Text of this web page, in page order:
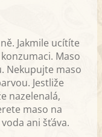
Jakmile ucítíte
Maso
Nekupujte maso
Jestliže
nazelenalá,
maso na
ani šťáva.